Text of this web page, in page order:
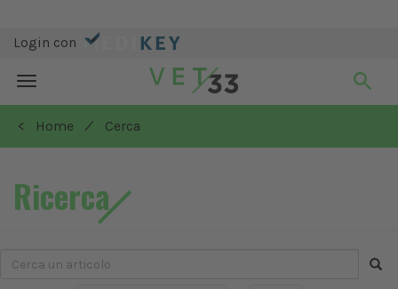
Login con
Toggle
navigation
< Home
/ Cerca
Ricerca